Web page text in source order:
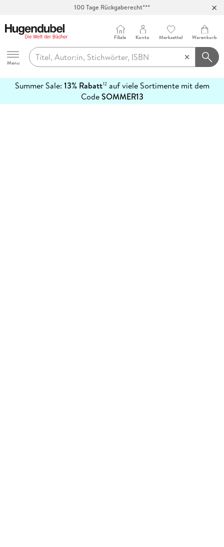
100 Tage Rückgaberecht***
Hugendubel
Menu
Filiale Konto Merkzettel Warenkorb
Summer Sale: 13% Rabatt12auf viele Sortimente mit dem
CodeSOMMER13
erfahren